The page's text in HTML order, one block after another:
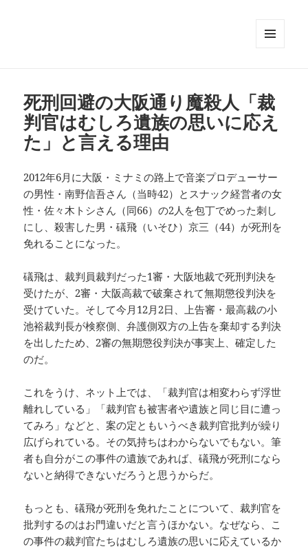
ット
死刑回避の大阪通り魔殺人「裁
判官はむしろ遺族の思いに応え
た」と言える理由
2012年6月に大阪・ミナミの路上で音楽プロデューサー
の男性・南野信吾さん（当時42）とスナック経営者の女
性・佐々木トシさん（同66）の2人を包丁でめった刺し
にし、殺害した男・礒飛（いそひ）京三（44）が死刑を
免れることになった。
礒飛は、裁判員裁判だった1審・大阪地裁で死刑判決を
受けたが、2審・大阪高裁で破棄されて無期懲役判決を
受けていた。そして今月12月2日、上告審・最高裁の小
池裕裁判長が検察側、弁護側双方の上告を棄却する判決
を出したため、2審の無期懲役判決が事実上、確定した
のだ。
これをうけ、ネット上では、「裁判官は相変わらず浮世
離れしている」「裁判官も被害者や遺族と同じ目に遭っ
てみろ」などと、案の定ともいうべき裁判官批判が繰り
広げられている。その気持ちはわからないでもない。筆
者も自分がこの事件の遺族であれば、礒飛が死刑になら
ないと納得できないだろうと思うからだ。
もっとも、礒飛が死刑を免れたことについて、裁判官を
批判するのはお門違いだと言うほかない。なぜなら、こ
の事件の裁判官たちはむしろ遺族の思いに応えているか